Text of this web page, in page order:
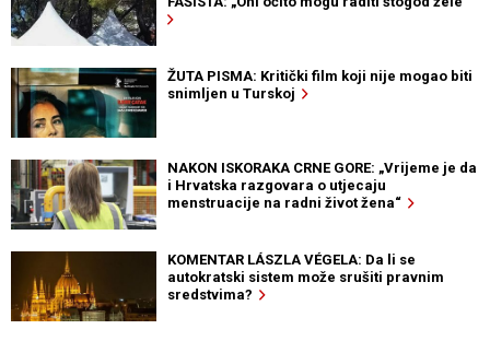
ŽUTA PISMA: Kritički film koji nije mogao biti
snimljen u Turskoj
NAKON ISKORAKA CRNE GORE: „Vrijeme je da
i Hrvatska razgovara o utjecaju
menstruacije na radni život žena“
KOMENTAR LÁSZLA VÉGELA: Da li se
autokratski sistem može srušiti pravnim
sredstvima?